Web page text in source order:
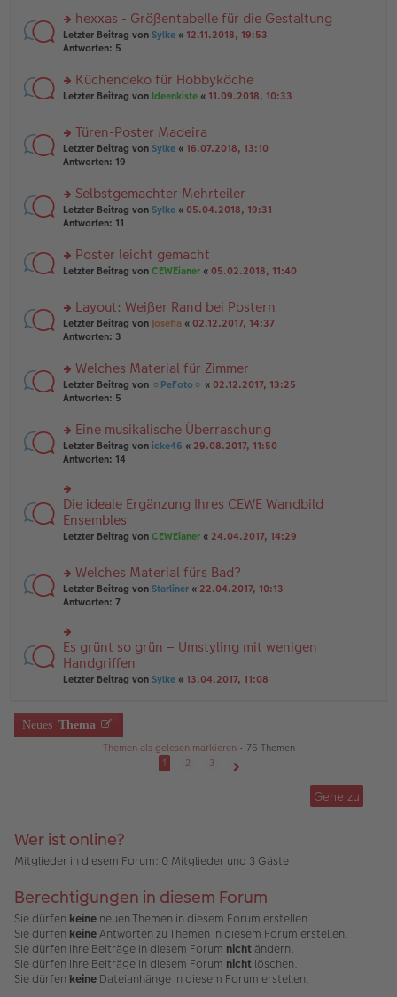
tr
a
g
e
n
er
tr
a
n
g
el
e
n
ei
tr
a
rs
te
n
g
es
e
n
er
ei
tr
a
hexxas - Größentabelle für die Gestaltung
Letzter Beitrag von Sylke « 12.11.2018, 19:53
Antworten: 5
rs
u
n
g
es
e
n
er
ei
tr
Küchendeko für Hobbyköche
Letzter Beitrag von Ideenkiste « 11.09.2018, 10:33
rs
te
n
g
el
e
n
ei
tr
a
Türen-Poster Madeira
Letzter Beitrag von Sylke « 16.07.2018, 13:10
Antworten: 19
rs
te
n
g
es
e
n
er
ei
tr
a
Selbstgemachter Mehrteiler
Letzter Beitrag von Sylke « 05.04.2018, 19:31
Antworten: 11
rs
u
n
g
es
e
n
er
ei
tr
a
Poster leicht gemacht
Letzter Beitrag von CEWEianer « 05.02.2018, 11:40
rs
te
n
g
el
e
n
er
tr
a
g
Layout: Weißer Rand bei Postern
Letzter Beitrag von Josefia « 02.12.2017, 14:37
Antworten: 3
rs
te
n
g
el
e
n
er
B
ei
a
g
Welches Material für Zimmer
Letzter Beitrag von ☼PeFoto☼ « 02.12.2017, 13:25
Antworten: 5
rs
te
u
n
g
el
es
er
B
ei
a
g
Eine musikalische Überraschung
Letzter Beitrag von icke46 « 29.08.2017, 11:50
Antworten: 14
rs
te
r
u
g
el
es
e
er
B
ei
tr
Die ideale Ergänzung Ihres CEWE Wandbild
Ensembles
Letzter Beitrag von CEWEianer « 24.04.2017, 14:29
rs
te
u
n
g
el
es
er
B
Welches Material fürs Bad?
Letzter Beitrag von Starliner « 22.04.2017, 10:13
Antworten: 7
rs
te
r
u
g
el
es
g
Es grünt so grün – Umstyling mit wenigen
Handgriffen
Letzter Beitrag von Sylke « 13.04.2017, 11:08
Neues Thema
Themen als gelesen markieren• 76 Themen
1
2
3
Gehe zu
Wer ist online?
Mitglieder in diesem Forum: 0 Mitglieder und 3 Gäste
Berechtigungen in diesem Forum
Sie dürfen keine neuen Themen in diesem Forum erstellen.
Sie dürfen keineAntworten zu Themen in diesem Forum erstellen.
Sie dürfen Ihre Beiträge in diesem Forum nicht ändern.
Sie dürfen Ihre Beiträge in diesem Forum nicht löschen.
Sie dürfen keine Dateianhänge in diesem Forum erstellen.